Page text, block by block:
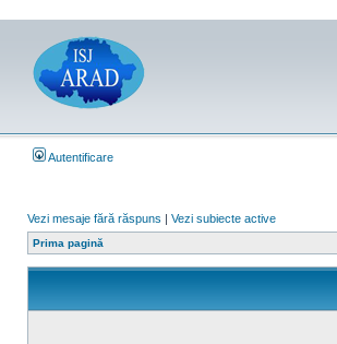
Autentificare
Vezi mesaje fără răspuns | Vezi subiecte active
Prima pagină